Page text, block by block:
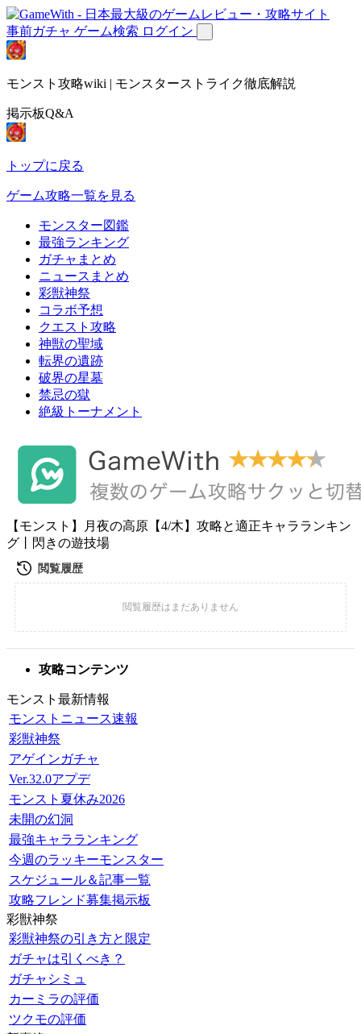
事前ガチャ ゲーム検索 ログイン
モンスト攻略wiki | モンスターストライク徹底解説
掲示板Q&A
トップに戻る
ゲーム攻略一覧を見る
モンスター図鑑
最強ランキング
ガチャまとめ
ニュースまとめ
彩獣神祭
コラボ予想
クエスト攻略
神獣の聖域
転界の遺跡
破界の星墓
禁忌の獄
絶級トーナメント
【モンスト】月夜の高原【4/木】攻略と適正キャラランキン
グ丨閃きの遊技場
攻略コンテンツ
モンスト最新情報
モンストニュース速報
彩獣神祭
アゲインガチャ
Ver.32.0アプデ
モンスト夏休み2026
未開の幻洞
最強キャラランキング
今週のラッキーモンスター
スケジュール＆記事一覧
攻略フレンド募集掲示板
彩獣神祭
彩獣神祭の引き方と限定
ガチャは引くべき？
ガチャシミュ
カーミラの評価
ツクモの評価